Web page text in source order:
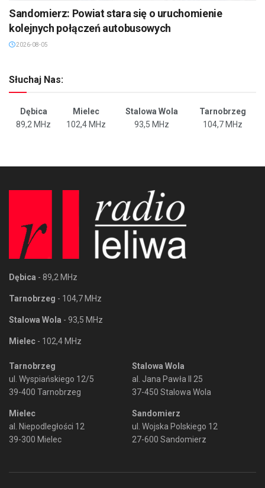
Sandomierz: Powiat stara się o uruchomienie
kolejnych połączeń autobusowych
2026-08-05
Słuchaj Nas:
Dębica Mielec Stalowa Wola
Tarnobrzeg
89,2 MHz
102,4 MHz 93,5 MHz 104,7 MHz
Dębica - 89,2 MHz
Tarnobrzeg - 104,7 MHz
Stalowa Wola - 93,5 MHz
Mielec - 102,4 MHz
Tarnobrzeg
ul. Wyspiańskiego 12/5
39-400 Tarnobrzeg
Mielec
al. Niepodległości 12
39-300 Mielec
Stalowa Wola
al. Jana Pawła II 25
37-450 Stalowa Wola
Sandomierz
ul. Wojska Polskiego 12
27-600 Sandomierz